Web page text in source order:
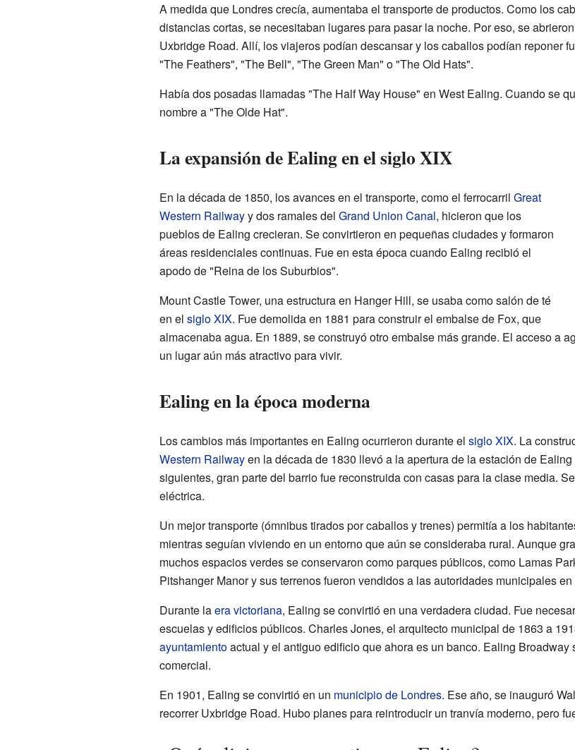
A medida que Londres crecía, aumentaba el transporte de productos. Como los
distancias cortas, se necesitaban lugares para pasar la noche. Por eso, se
Uxbridge Road. Allí, los viajeros podían descansar y los caballos podían reponer
"The Feathers", "The Bell", "The Green Man" o "The Old Hats".
Había dos posadas llamadas "The Half Way House" en West Ealing. Cuando se
nombre a "The Olde Hat".
La expansión de Ealing en el siglo XIX
En la década de 1850, los avances en el transporte, como el ferrocarril Great
Western Railwayy dos ramales del Grand Union Canal, hicieron que los
pueblos de Ealing crecieran. Se convirtieron en pequeñas ciudades y formaron
áreas residenciales continuas. Fue en esta época cuando Ealing recibió el
apodo de "Reina de los Suburbios".
Mount Castle Tower, una estructura en Hanger Hill, se usaba como salón de té
en el siglo XIX. Fue demolida en 1881 para construir el embalse de Fox, que
almacenaba agua. En 1889, se construyó otro embalse más grande. El acceso a
un lugar aún más atractivo para vivir.
Ealing en la época moderna
Los cambios más importantes en Ealing ocurrieron durante el siglo XIX. La
Western Railwayen la década de 1830 llevó a la apertura de la estación de
siguientes, gran parte del barrio fue reconstruida con casas para la clase media.
eléctrica.
Un mejor transporte (ómnibus tirados por caballos y trenes) permitía a los
mientras seguían viviendo en un entorno que aún se consideraba rural. Aunque
muchos espacios verdes se conservaron como parques públicos, como Lamas
Pitshanger Manor y sus terrenos fueron vendidos a las autoridades municipales
Durante laera victoriana, Ealing se convirtió en una verdadera ciudad. Fue
escuelas y edificios públicos. Charles Jones, el arquitecto municipal de 1863 a
ayuntamientoactual y el antiguo edificio que ahora es un banco. Ealing Broadway
comercial.
En 1901, Ealing se convirtió en un municipio de Londres. Ese año, se inauguró
recorrer Uxbridge Road. Hubo planes para reintroducir un tranvía moderno, pero